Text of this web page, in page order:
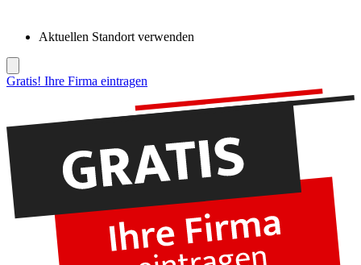
Aktuellen Standort verwenden
Gratis! Ihre Firma eintragen